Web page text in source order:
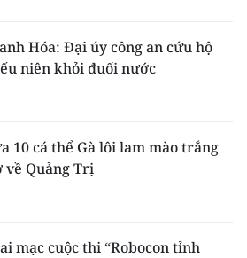
Hóa: Đại úy công an cứu hộ
niên khỏi đuối nước
10 cá thể Gà lôi lam mào trắng
về Quảng Trị
mạc cuộc thi “Robocon tỉnh